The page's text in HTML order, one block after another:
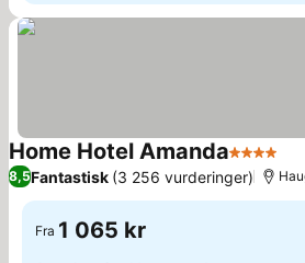
Home Hotel Amanda4 Stjerner
8,5Fantastisk (3 256 vurderinger)
Fra 1 065 kr